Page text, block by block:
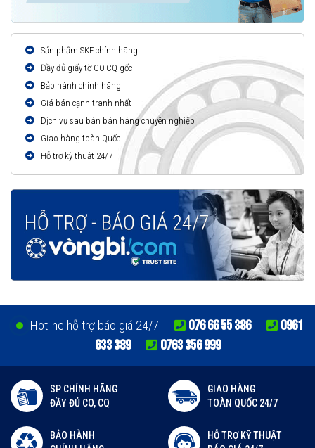
Sản phẩm SKF chính hãng
Đầy đủ giấy tờ CO,CQ gốc
Bảo hành chính hãng
Giá bán cạnh tranh nhất
Dịch vụ sau bán bán hàng chuyên nghiệp
Giao hàng toàn Quốc
Hỗ trợ kỹ thuật 24/7
Hotline hỗ trợ báo giá 24/7 076 66 55 386
0961
633 389
0763 356 999
SP CHÍNH HÃNG
ĐẦY ĐỦ CO, CQ
GIAO HÀNG
TOÀN QUỐC 24/7
BẢO HÀNH
HỖ TRỢ KỸ THUẬT